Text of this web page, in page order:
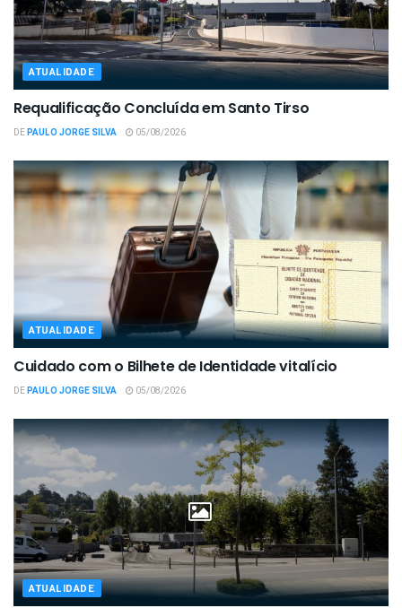
ATUALIDADE
Requalificação Concluída em Santo Tirso
DEPAULO JORGE SILVA 05/08/2026
ATUALIDADE
Cuidado com o Bilhete de Identidade vitalício
DEPAULO JORGE SILVA 05/08/2026
ATUALIDADE